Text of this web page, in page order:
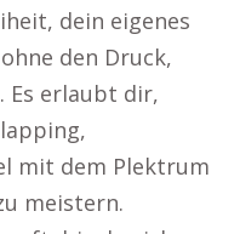
dein eigenes
den Druck,
Es erlaubt dir,
mit dem Plektrum
meistern.